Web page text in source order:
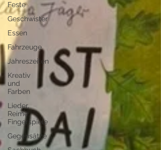
Feste
Geschwister
Essen
Fahrzeuge
Jahreszeiten
Kreativ
und
Farben
Lieder,
Reime,
Fingerspiele
Gegensätze